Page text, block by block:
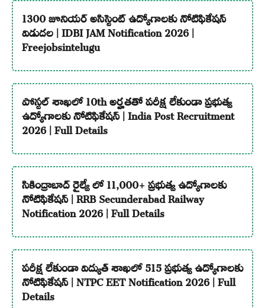
1300 జూనియర్ అసిస్టెంట్ ఉద్యోగాలకు నోటిఫికేషన్
విడుదల | IDBI JAM Notification 2026 |
Freejobsintelugu
పోస్టల్ శాఖలో 10th అర్హతతో పరీక్ష లేకుండా ప్రభుత్వ
ఉద్యోగాలకు నోటిఫికేషన్ | India Post Recruitment
2026 | Full Details
సికింద్రాబాద్ రైల్వే లో 11,000+ ప్రభుత్వ ఉద్యోగాలకు
నోటిఫికేషన్ | RRB Secunderabad Railway
Notification 2026 | Full Details
పరీక్ష లేకుండా విద్యుత్ శాఖలో 515 ప్రభుత్వ ఉద్యోగాలకు
నోటిఫికేషన్ | NTPC EET Notification 2026 | Full
Details